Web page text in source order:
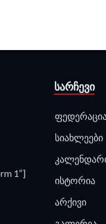
1″]
ᲡᲐᲠᲩᲔᲕᲘ
სიახლეები
ისტორია
არქივი